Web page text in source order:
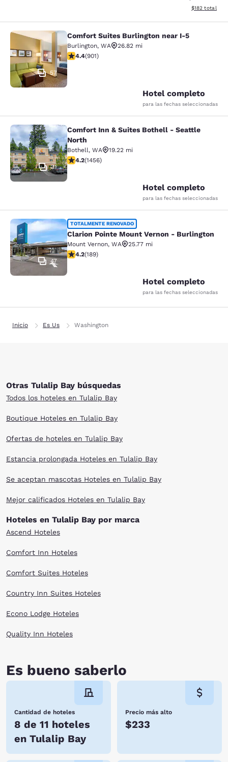
Ver detalles
$182 total
Comfort Suites Burlington near I-5
57
Comfort Suites Burlington near I-5
Burlington, WA
26.82 mi
calificación de 4.4 estrellas. Excelente. 901 reseñas
4.4(901)
Hotel completo
para las fechas seleccionadas
Comfort Inn & Suites Bothell -
31
Comfort Inn & Suites Bothell - Seattle
North
Bothell, WA
19.22 mi
calificación de 4.17 estrellas. Muy bueno. 1456 reseñas
4.2(1456)
Hotel completo
para las fechas seleccionadas
Clarion Pointe Mount Vernon -
47
TOTALMENTE RENOVADO
Clarion Pointe Mount Vernon - Burlington
Mount Vernon, WA
25.77 mi
calificación de 4.24 estrellas. Excelente. 189 reseñas
4.2(189)
Hotel completo
para las fechas seleccionadas
Inicio Es Us Washington
Otras Tulalip Bay búsquedas
Todos los hoteles en Tulalip Bay
Boutique Hoteles en Tulalip Bay
Ofertas de hoteles en Tulalip Bay
Estancia prolongada Hoteles en Tulalip Bay
Se aceptan mascotas Hoteles en Tulalip Bay
Mejor calificados Hoteles en Tulalip Bay
Hoteles en Tulalip Bay por marca
Ascend Hoteles
Comfort Inn Hoteles
Comfort Suites Hoteles
Country Inn Suites Hoteles
Econo Lodge Hoteles
Quality Inn Hoteles
Es bueno saberlo
Cantidad de hoteles
8 de 11 hoteles
en Tulalip Bay
Precio más alto
$233